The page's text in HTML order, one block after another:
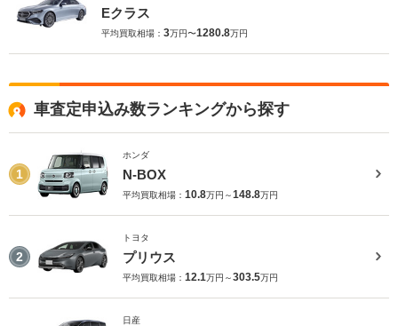
Eクラス
平均買取相場： 3万円〜1280.8万円
車査定申込み数ランキングから探す
1
ホンダ
N-BOX
平均買取相場： 10.8万円～148.8万円
2
トヨタ
プリウス
平均買取相場： 12.1万円～303.5万円
日産